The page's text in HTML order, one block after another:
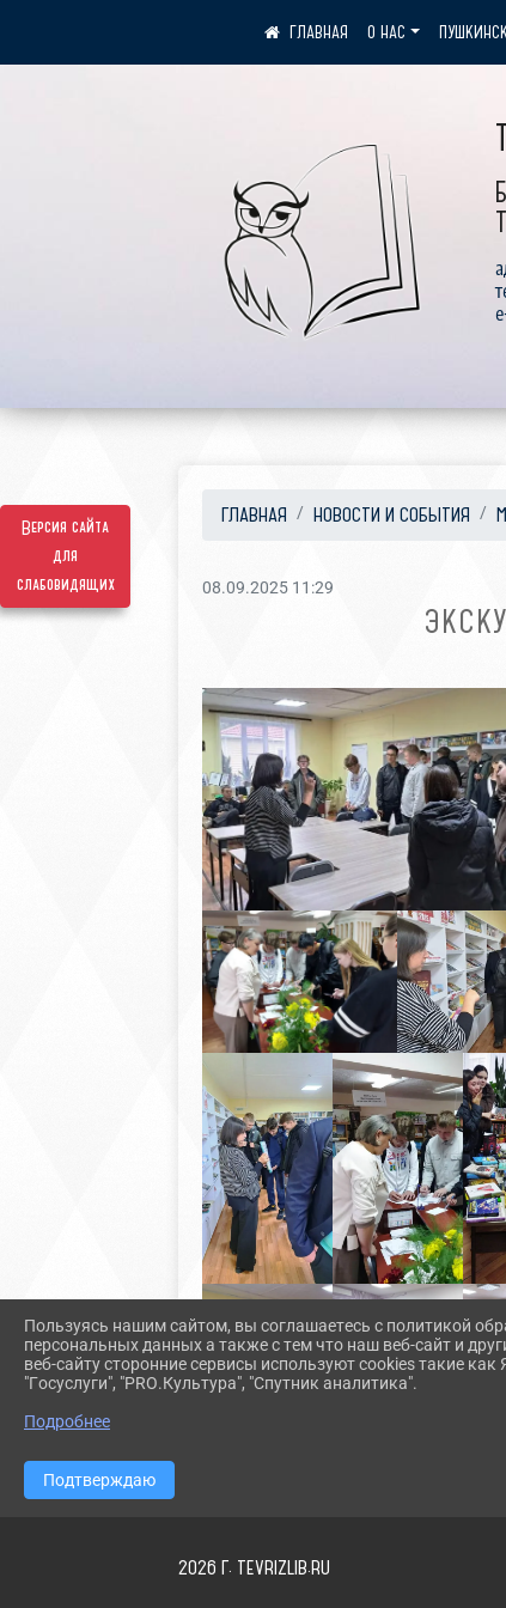
Версия сайта
для
слабовидящих
О НАС
ГЛАВНАЯ НОВОСТИ И СОБЫТИЯ
08.09.2025 11:29
2026 Г. TEVRIZLIB.RU
Пользуясь нашим сайтом, вы соглашаетесь с политикой
персональных данных а также с тем что наш веб-сайт и
веб-сайту сторонние сервисы используют cookies такие как
"Госуслуги", "PRO.Культура", "Спутник аналитика".
Подробнее
Подтверждаю